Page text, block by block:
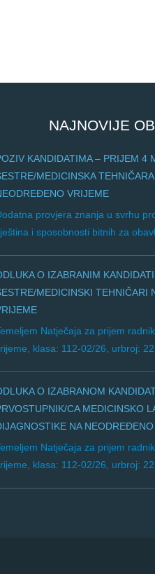
NAJNOVIJE
KANDIDATIMA – PRIJEM 4
MEDICINSKA
VRIJEME
provjera znanja u svrhu
i sposobnosti bitnih za
O IZABRANIM
MEDICINSKI TEHNIČARI
Natječaja za prijem
klasa: 112-02/26, urbroj:
O IZABRANOM
CA MEDICINSKO
NA
Natječaja za prijem
klasa: 112-02/26, urbroj: